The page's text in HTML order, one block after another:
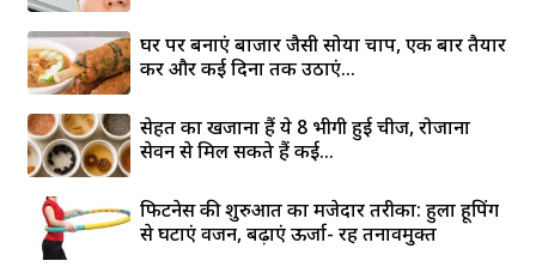
घर पर बनाएं बाजार जैसी सोया चाप, एक बार तैयार
करें और कई दिनों तक उठाएं...
सेहत का खजाना हैं ये 8 भीगी हुई चीजें, रोजाना
सेवन से मिल सकते हैं कई...
फिटनेस की शुरुआत का मजेदार तरीका: हुला हूपिंग
से घटाएं वजन, बढ़ाएं ऊर्जा- रहें तनावमुक्त